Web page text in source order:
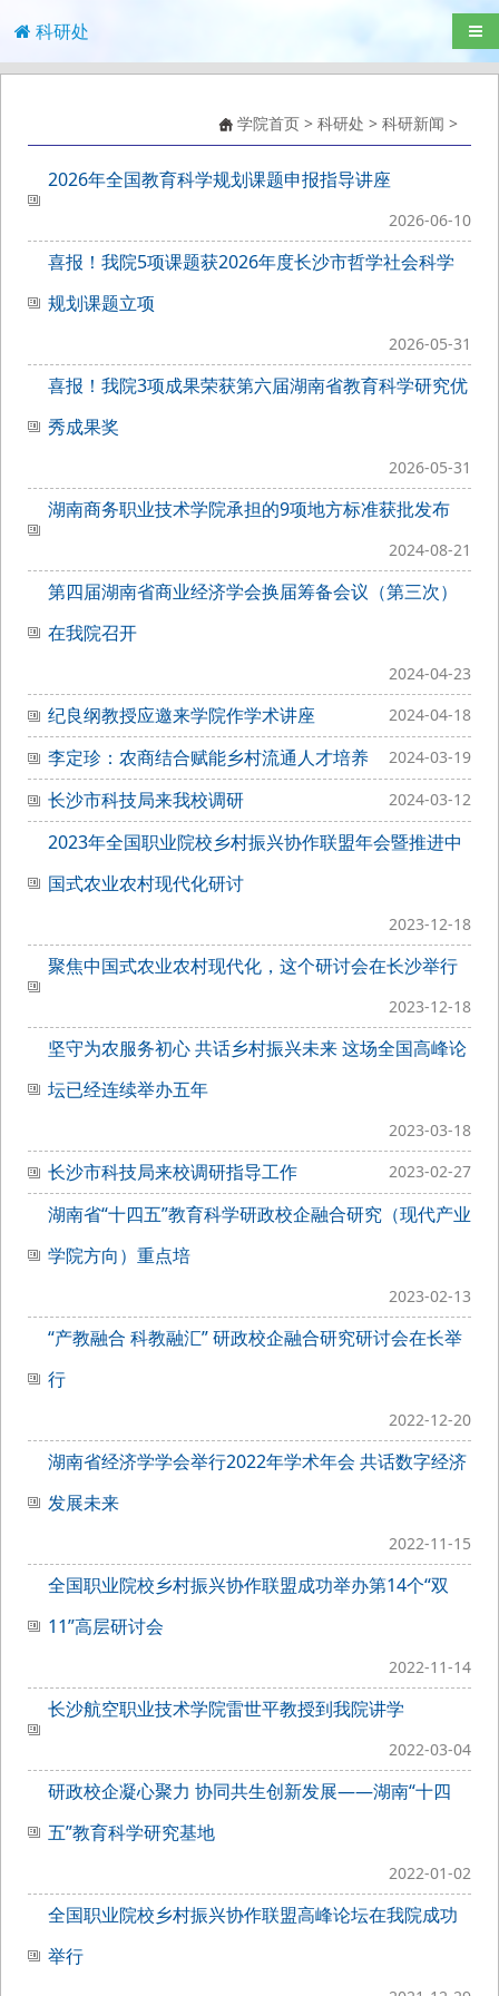
科研处 导
学院首页 > 科研处 > 科研新闻 >
2026年全国教育科学规划课题申报指导讲座
2026-06-10
喜报！我院5项课题获2026年度长沙市哲学社会科学
规划课题立项
2026-05-31
喜报！我院3项成果荣获第六届湖南省教育科学研究优
秀成果奖
2026-05-31
湖南商务职业技术学院承担的9项地方标准获批发布
2024-08-21
第四届湖南省商业经济学会换届筹备会议（第三次）
在我院召开
2024-04-23
纪良纲教授应邀来学院作学术讲座 2024-04-18
李定珍：农商结合赋能乡村流通人才培养 2024-03-19
长沙市科技局来我校调研 2024-03-12
2023年全国职业院校乡村振兴协作联盟年会暨推进中
国式农业农村现代化研讨
2023-12-18
聚焦中国式农业农村现代化，这个研讨会在长沙举行
2023-12-18
坚守为农服务初心 共话乡村振兴未来 这场全国高峰论
坛已经连续举办五年
2023-03-18
长沙市科技局来校调研指导工作 2023-02-27
湖南省“十四五”教育科学研政校企融合研究（现代产业
学院方向）重点培
2023-02-13
“产教融合 科教融汇” 研政校企融合研究研讨会在长举
行
2022-12-20
湖南省经济学学会举行2022年学术年会 共话数字经济
发展未来
2022-11-15
全国职业院校乡村振兴协作联盟成功举办第14个“双
11”高层研讨会
2022-11-14
长沙航空职业技术学院雷世平教授到我院讲学
2022-03-04
研政校企凝心聚力 协同共生创新发展——湖南“十四
五”教育科学研究基地
2022-01-02
全国职业院校乡村振兴协作联盟高峰论坛在我院成功
举行